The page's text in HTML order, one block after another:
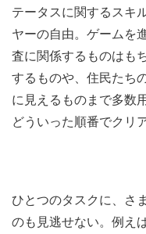
テータスに関するスキ
ヤーの自由。ゲームを
査に関係するものはも
するものや、住民たち
に見えるものまで多数
どういった順番でクリ
ひとつのタスクに、さ
のも見逃せない。例え